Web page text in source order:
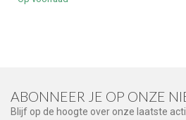
ABONNEER JE OP ONZE
Blijf op de hoogte over onze laatste